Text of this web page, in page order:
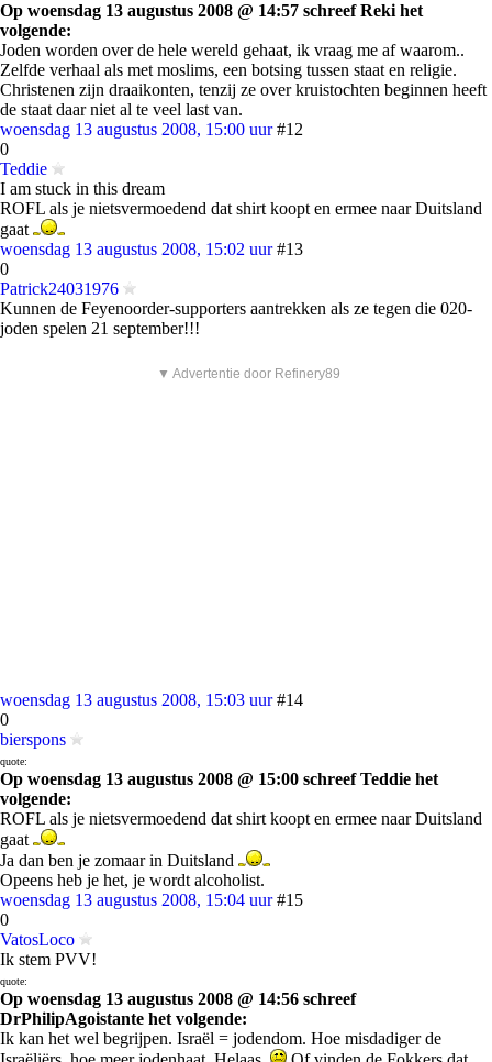
Op woensdag 13 augustus 2008 @ 14:57 schreef Reki het
volgende:
Joden worden over de hele wereld gehaat, ik vraag me af waarom..
Zelfde verhaal als met moslims, een botsing tussen staat en religie.
Christenen zijn draaikonten, tenzij ze over kruistochten beginnen heeft
de staat daar niet al te veel last van.
woensdag 13 augustus 2008, 15:00 uur #12
0
Teddie
I am stuck in this dream
ROFL als je nietsvermoedend dat shirt koopt en ermee naar Duitsland
gaat
woensdag 13 augustus 2008, 15:02 uur #13
0
Patrick24031976
Kunnen de Feyenoorder-supporters aantrekken als ze tegen die 020-
joden spelen 21 september!!!
▼ Advertentie door Refinery89
woensdag 13 augustus 2008, 15:03 uur #14
0
bierspons
quote:
Op woensdag 13 augustus 2008 @ 15:00 schreef Teddie het
volgende:
ROFL als je nietsvermoedend dat shirt koopt en ermee naar Duitsland
gaat
Ja dan ben je zomaar in Duitsland
Opeens heb je het, je wordt alcoholist.
woensdag 13 augustus 2008, 15:04 uur #15
0
VatosLoco
Ik stem PVV!
quote:
Op woensdag 13 augustus 2008 @ 14:56 schreef
DrPhilipAgoistante het volgende:
Ik kan het wel begrijpen. Israël = jodendom. Hoe misdadiger de